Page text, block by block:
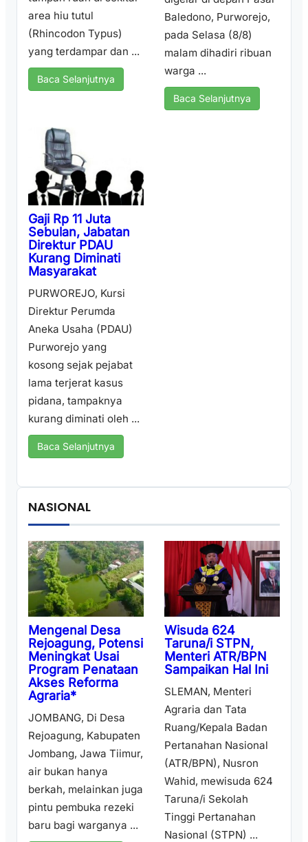
area hiu tutul
(Rhincodon Typus)
yang terdampar dan ...
Baca Selanjutnya
Baledono, Purworejo,
pada Selasa (8/8)
malam dihadiri ribuan
warga ...
Baca Selanjutnya
Gaji Rp 11 Juta
Sebulan, Jabatan
Direktur PDAU
Kurang Diminati
Masyarakat
PURWOREJO, Kursi
Direktur Perumda
Aneka Usaha (PDAU)
Purworejo yang
kosong sejak pejabat
lama terjerat kasus
pidana, tampaknya
kurang diminati oleh ...
Baca Selanjutnya
NASIONAL
Mengenal Desa
Rejoagung, Potensi
Meningkat Usai
Program Penataan
Akses Reforma
Agraria*
JOMBANG, Di Desa
Rejoagung, Kabupaten
Jombang, Jawa Tiimur,
air bukan hanya
berkah, melainkan juga
pintu pembuka rezeki
baru bagi warganya ...
Wisuda 624
Taruna/i STPN,
Menteri ATR/BPN
Sampaikan Hal Ini
SLEMAN, Menteri
Agraria dan Tata
Ruang/Kepala Badan
Pertanahan Nasional
(ATR/BPN), Nusron
Wahid, mewisuda 624
Taruna/i Sekolah
Tinggi Pertanahan
Nasional (STPN) ...